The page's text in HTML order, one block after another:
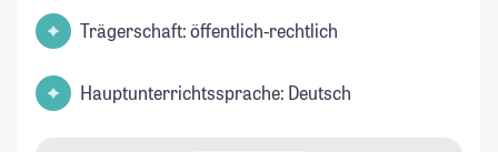
Trägerschaft: öffentlich-rechtlich
Hauptunterrichtssprache: Deutsch